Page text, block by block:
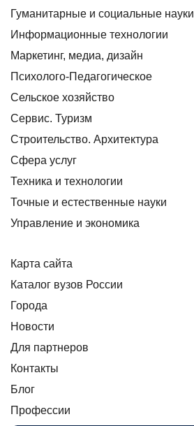
Гуманитарные и социальные науки
Информационные технологии
Маркетинг, медиа, дизайн
Психолого-Педагогическое
Сельское хозяйство
Сервис. Туризм
Строительство. Архитектура
Сфера услуг
Техника и технологии
Точные и естественные науки
Управление и экономика
Карта сайта
Каталог вузов России
Города
Новости
Для партнеров
Контакты
Блог
Профессии